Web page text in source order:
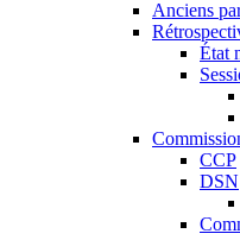
Anciens
État
CCP
DSN